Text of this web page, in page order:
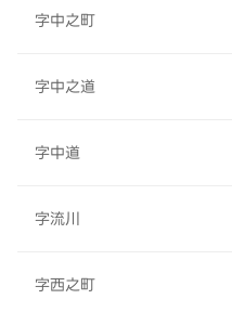
字中之町
字中之道
字中道
字流川
字西之町